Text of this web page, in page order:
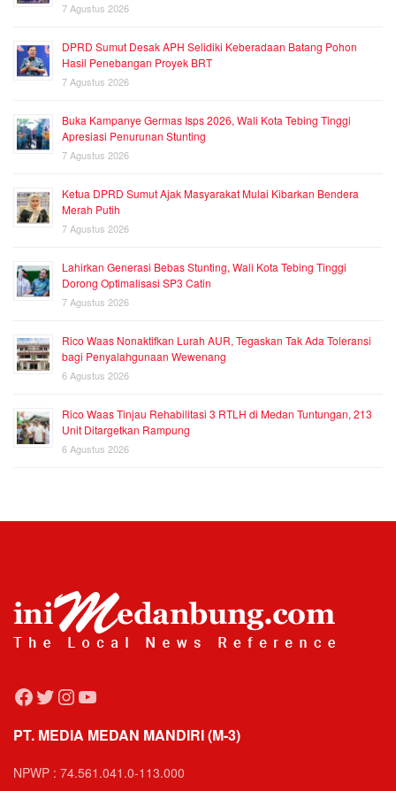
7 Agustus 2026
DPRD Sumut Desak APH Selidiki Keberadaan Batang Pohon
Hasil Penebangan Proyek BRT
7 Agustus 2026
Buka Kampanye Germas Isps 2026, Wali Kota Tebing Tinggi
Apresiasi Penurunan Stunting
7 Agustus 2026
Ketua DPRD Sumut Ajak Masyarakat Mulai Kibarkan Bendera
Merah Putih
7 Agustus 2026
Lahirkan Generasi Bebas Stunting, Wali Kota Tebing Tinggi
Dorong Optimalisasi SP3 Catin
7 Agustus 2026
Rico Waas Nonaktifkan Lurah AUR, Tegaskan Tak Ada Toleransi
bagi Penyalahgunaan Wewenang
6 Agustus 2026
Rico Waas Tinjau Rehabilitasi 3 RTLH di Medan Tuntungan, 213
Unit Ditargetkan Rampung
6 Agustus 2026
Facebook
Twitter
Instagram
YouTube
PT. MEDIA MEDAN MANDIRI (M-3)
NPWP : 74.561.041.0-113.000